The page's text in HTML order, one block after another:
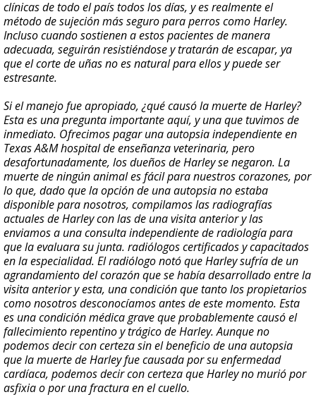
clínicas de todo el país todos los días, y es realmente el
método de sujeción más seguro para perros como Harley.
Incluso cuando sostienen a estos pacientes de manera
adecuada, seguirán resistiéndose y tratarán de escapar, ya
que el corte de uñas no es natural para ellos y puede ser
estresante.
Si el manejo fue apropiado, ¿qué causó la muerte de Harley?
Esta es una pregunta importante aquí, y una que tuvimos de
inmediato. Ofrecimos pagar una autopsia independiente en
Texas A&M hospital de enseñanza veterinaria, pero
desafortunadamente, los dueños de Harley se negaron. La
muerte de ningún animal es fácil para nuestros corazones, por
lo que, dado que la opción de una autopsia no estaba
disponible para nosotros, compilamos las radiografías
actuales de Harley con las de una visita anterior y las
enviamos a una consulta independiente de radiología para
que la evaluara su junta. radiólogos certificados y capacitados
en la especialidad. El radiólogo notó que Harley sufría de un
agrandamiento del corazón que se había desarrollado entre la
visita anterior y esta, una condición que tanto los propietarios
como nosotros desconocíamos antes de este momento. Esta
es una condición médica grave que probablemente causó el
fallecimiento repentino y trágico de Harley. Aunque no
podemos decir con certeza sin el beneficio de una autopsia
que la muerte de Harley fue causada por su enfermedad
cardíaca, podemos decir con certeza que Harley no murió por
asfixia o por una fractura en el cuello.